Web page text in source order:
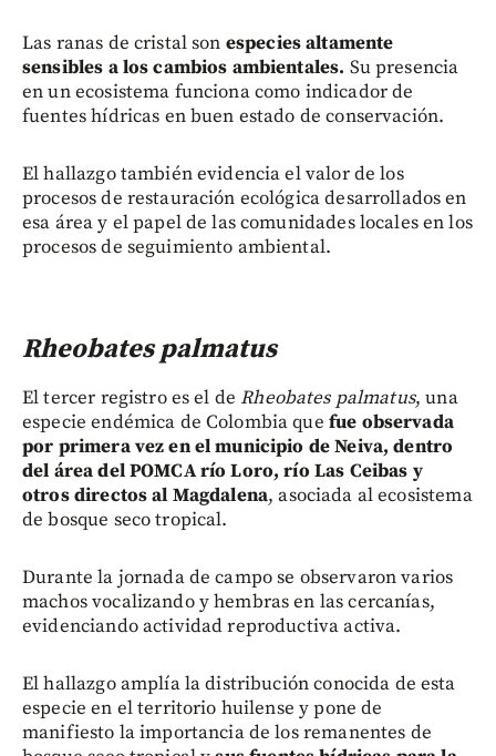
Las ranas de cristal son especies altamente
sensibles a los cambios ambientales. Su presencia
en un ecosistema funciona como indicador de
fuentes hídricas en buen estado de conservación.
El hallazgo también evidencia el valor de los
procesos de restauración ecológica desarrollados en
esa área y el papel de las comunidades locales en los
procesos de seguimiento ambiental.
Rheobates palmatus
El tercer registro es el deRheobates palmatus, una
especie endémica de Colombia que fue observada
por primera vez en el municipio de Neiva, dentro
del área del POMCA río Loro, río Las Ceibas y
otros directos al Magdalena, asociada al ecosistema
de bosque seco tropical.
Durante la jornada de campo se observaron varios
machos vocalizando y hembras en las cercanías,
evidenciando actividad reproductiva activa.
El hallazgo amplía la distribución conocida de esta
especie en el territorio huilense y pone de
manifiesto la importancia de los remanentes de